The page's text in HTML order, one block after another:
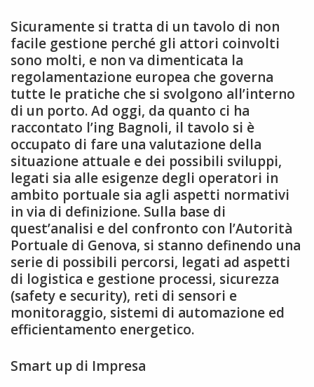
Sicuramente si tratta di un tavolo di non
facile gestione perché gli attori coinvolti
sono molti, e non va dimenticata la
regolamentazione europea che governa
tutte le pratiche che si svolgono all’interno
di un porto. Ad oggi, da quanto ci ha
raccontato l’ing Bagnoli, il tavolo si è
occupato di fare una valutazione della
situazione attuale e dei possibili sviluppi,
legati sia alle esigenze degli operatori in
ambito portuale sia agli aspetti normativi
in via di definizione. Sulla base di
quest’analisi e del confronto con l’Autorità
Portuale di Genova, si stanno definendo una
serie di possibili percorsi, legati ad aspetti
di logistica e gestione processi, sicurezza
(safety e security), reti di sensori e
monitoraggio, sistemi di automazione ed
efficientamento energetico.
Smart up di Impresa